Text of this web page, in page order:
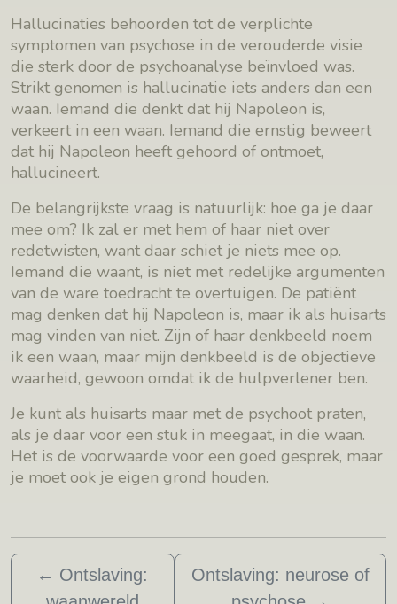
Hallucinaties behoorden tot de verplichte
symptomen van psychose in de verouderde visie
die sterk door de psychoanalyse beïnvloed was.
Strikt genomen is hallucinatie iets anders dan een
waan. Iemand die denkt dat hij Napoleon is,
verkeert in een waan. Iemand die ernstig beweert
dat hij Napoleon heeft gehoord of ontmoet,
hallucineert.
De belangrijkste vraag is natuurlijk: hoe ga je daar
mee om? Ik zal er met hem of haar niet over
redetwisten, want daar schiet je niets mee op.
Iemand die waant, is niet met redelijke argumenten
van de ware toedracht te overtuigen. De patiënt
mag denken dat hij Napoleon is, maar ik als huisarts
mag vinden van niet. Zijn of haar denkbeeld noem
ik een waan, maar mijn denkbeeld is de objectieve
waarheid, gewoon omdat ik de hulpverlener ben.
Je kunt als huisarts maar met de psychoot praten,
als je daar voor een stuk in meegaat, in die waan.
Het is de voorwaarde voor een goed gesprek, maar
je moet ook je eigen grond houden.
← Ontslaving:
Ontslaving: neurose of